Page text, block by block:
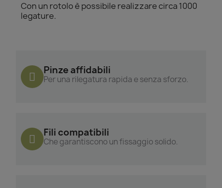
Con un rotolo è possibile realizzare circa 1000
legature.
Pinze affidabili
Per una rilegatura rapida e senza sforzo.
Fili compatibili
Che garantiscono un fissaggio solido.